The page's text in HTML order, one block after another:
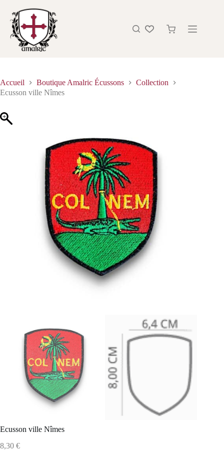
Accueil Boutique Amalric Écussons
Collection
Ecusson ville Nîmes
Ecusson ville Nîmes
8,30 €